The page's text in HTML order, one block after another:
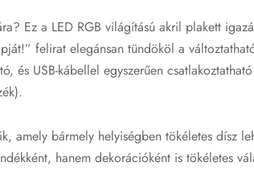
Ez a LED RGB világítású akril plakett
felirat elegánsan tündököl a
és USB-kábellel egyszerűen
amely bármely helyiségben tökéletes dísz
hanem dekorációként is tökéletes